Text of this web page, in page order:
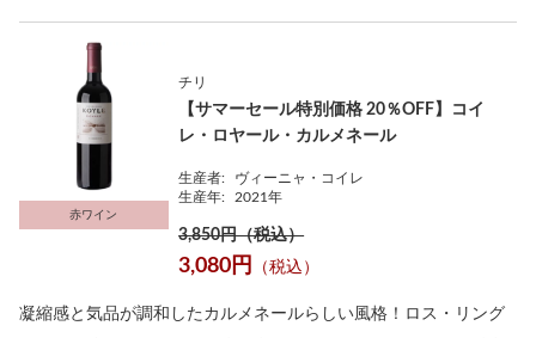
赤ワイン
チリ
【サマーセール特別価格 20％OFF】コイ
レ・ロヤール・カルメネール
生産者:
ヴィーニャ・コイレ
生産年:
2021年
3,850円（税込）
3,080円 （税込）
凝縮感と気品が調和したカルメネールらしい風格！ロス・リング